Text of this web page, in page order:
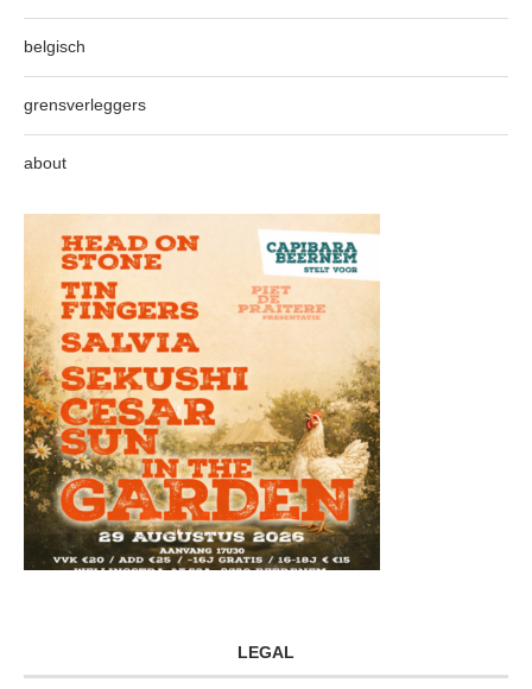
belgisch
grensverleggers
about
LEGAL